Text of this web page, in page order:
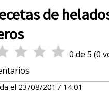
de
0 de 5 (0
el 23/08/2017 14:01